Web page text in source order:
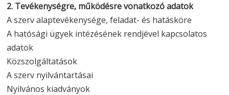
2. Tevékenységre, működésre vonatkozó adatok
A szerv alaptevékenysége, feladat- és hatásköre
A hatósági ügyek intézésének rendjével kapcsolatos
adatok
Közszolgáltatások
A szerv nyilvántartásai
Nyilvános kiadványok